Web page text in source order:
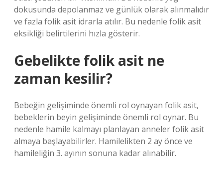
dokusunda depolanmaz ve günlük olarak alınmalıdır
ve fazla folik asit idrarla atılır. Bu nedenle folik asit
eksikliği belirtilerini hızla gösterir.
Gebelikte folik asit ne
zaman kesilir?
Bebeğin gelişiminde önemli rol oynayan folik asit,
bebeklerin beyin gelişiminde önemli rol oynar. Bu
nedenle hamile kalmayı planlayan anneler folik asit
almaya başlayabilirler. Hamilelikten 2 ay önce ve
hamileliğin 3. ayının sonuna kadar alınabilir.